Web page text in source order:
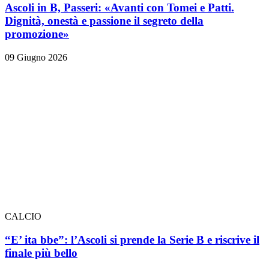
Ascoli in B, Passeri: «Avanti con Tomei e Patti.
Dignità, onestà e passione il segreto della
promozione»
09 Giugno 2026
CALCIO
“E’ ita bbe”: l’Ascoli si prende la Serie B e riscrive il
finale più bello